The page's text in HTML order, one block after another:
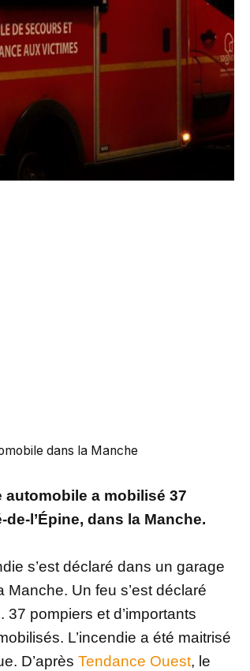
dans la Manche
automobile a mobilisé 37
l’Épine, dans la Manche.
s’est déclaré dans un garage
Manche. Un feu s’est déclaré
pompiers et d’importants
L’incendie a été maitrisé
D’après Tendance Ouest, le